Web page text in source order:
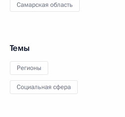
Самарская область
Темы
Регионы
Социальная сфера